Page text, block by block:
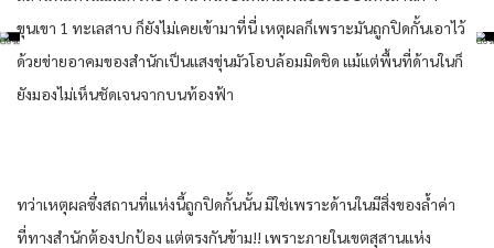
ขุนเขา​ 1 ทะเลสาบ​ ก็​ยัง​ไม่เคย​เข้ามา​ที่นี่​ เหตุผล​ก็​เพราะ​มัน​ถูก​ปิดกั้น​เอาไว้​
ด้วย​ข่าย​อาคม​ของ​สำนัก​เป็น​แสงขุ่นมัว​โอบล้อม​มิดชิด​ แม้แต่​พื้นที่​ด้านใน​ก็​
ยัง​มองไม่เห็น​ชัดเจน​จาก​บน​ท้องฟ้า​
ทว่า​เหตุผล​ซึ่งสถานที่​แห่ง​นี้​ถูก​ปิดกั้น​นั้น​ มิใช่เพราะ​ด้านใน​มีสิ่งของล้ำค่า​
ที่ทาง​สำนัก​ต้อง​ปกป้อง​ แต่​ตรงกันข้าม​!! เพราะ​ภายใน​เขต​สุสาน​แห่ง​